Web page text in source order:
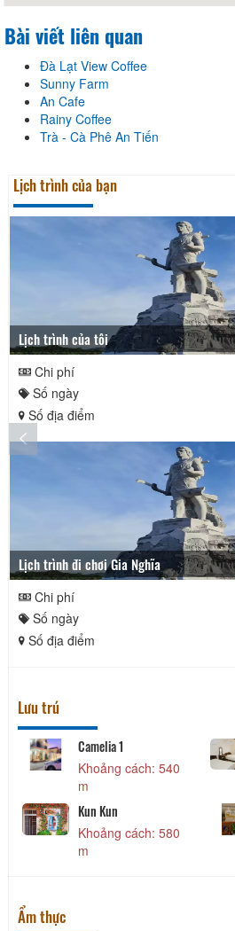
Bài viết liên quan
Đà Lạt View Coffee
Sunny Farm
An Cafe
Rainy Coffee
Trà - Cà Phê An Tiến
Lịch trình của bạn
Lịch trình của tôi
Chi phí
Số ngày
Số địa điểm
Lịch trình đi chơi Gia Nghĩa
Chi phí
Số ngày
Số địa điểm
Lưu trú
Camelia 1
Khoảng cách: 540
m
Kun Kun
Khoảng cách: 580
m
Ẩm thực